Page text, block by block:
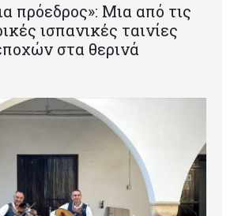
πρόεδρος»: Mια από τις
ισπανικές ταινίες
στα θερινά